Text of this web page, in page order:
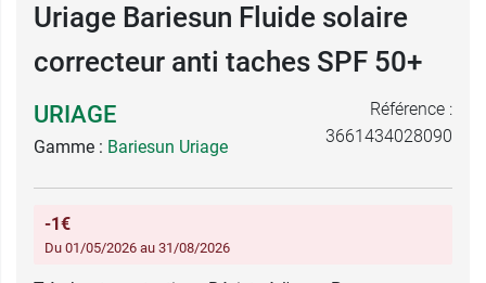
Uriage Bariesun Fluide solaire
correcteur anti taches SPF 50+
URIAGE
Gamme : Bariesun Uriage
Référence :
3661434028090
-1€
Du 01/05/2026 au 31/08/2026